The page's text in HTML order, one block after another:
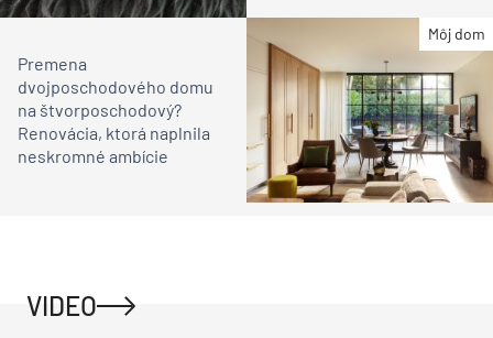
Môj dom
Premena
dvojposchodového domu
na štvorposchodový?
Renovácia, ktorá naplnila
neskromné ambície
VIDEO